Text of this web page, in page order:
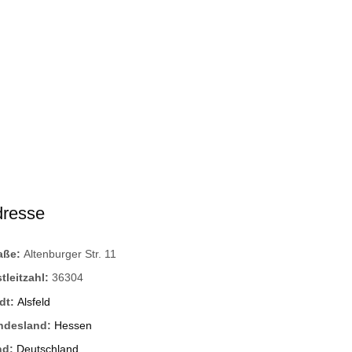
Altenburger Str. 11
36304
Alsfeld
Hessen
Deutschland